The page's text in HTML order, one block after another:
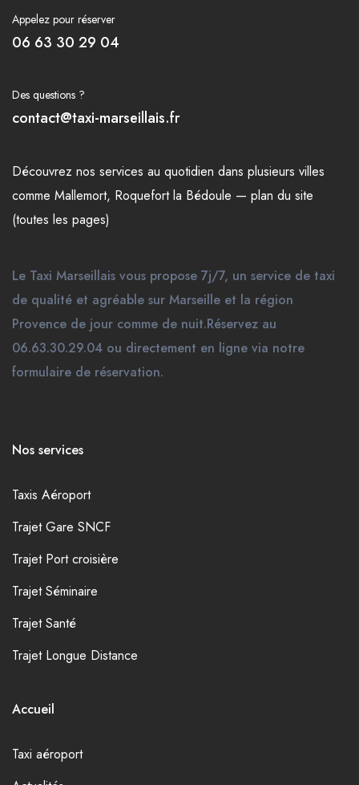
Appelez pour réserver
06 63 30 29 04
Des questions ?
contact@taxi-marseillais.fr
Découvrez nos services au quotidien dans plusieurs villes
comme Mallemort, Roquefort la Bédoule — plan du site
(toutes les pages)
Le Taxi Marseillais vous propose 7j/7, un service de taxi
de qualité et agréable sur Marseille et la région
Provence de jour comme de nuit.Réservez au
06.63.30.29.04 ou directement en ligne via notre
formulaire de réservation.
Nos services
Taxis Aéroport
Trajet Gare SNCF
Trajet Port croisière
Trajet Séminaire
Trajet Santé
Trajet Longue Distance
Accueil
Taxi aéroport